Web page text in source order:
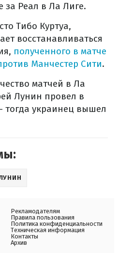
за Реал в Ла Лиге.
Тибо Куртуа,
восстанавливаться
полученного в матче
Манчестер Сити.
матчей в Ла
Лунин провел в
тогда украинец вышел
Рекламодателям
Правила пользования
Политика конфиденциальности
Техническая информация
Контакты
Архив